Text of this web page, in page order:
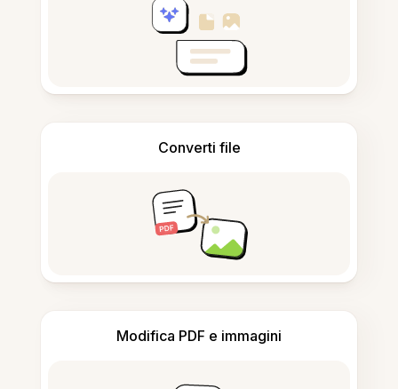
Converti file
Modifica PDF e immagini